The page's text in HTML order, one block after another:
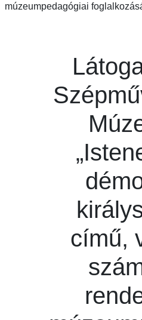
múzeumpedagógiai
című,